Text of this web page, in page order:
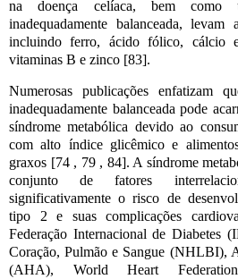
na doença celíaca, bem como
inadequadamente balanceada, levam
incluindo ferro, ácido fólico, cálcio
vitaminas B e zinco [83].
Numerosas publicações enfatizam
inadequadamente balanceada pode
síndrome metabólica devido ao
com alto índice glicêmico e
graxos [74 , 79 , 84]. A síndrome
conjunto de fatores
significativamente o risco de
tipo 2 e suas complicações
Federação Internacional de Diabetes
Coração, Pulmão e Sangue (NHLBI),
(AHA), World Heart